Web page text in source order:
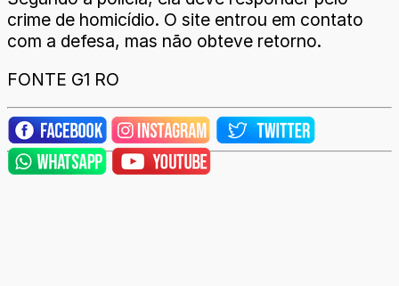
crime de homicídio. O site entrou em contato
com a defesa, mas não obteve retorno.
FONTE G1 RO